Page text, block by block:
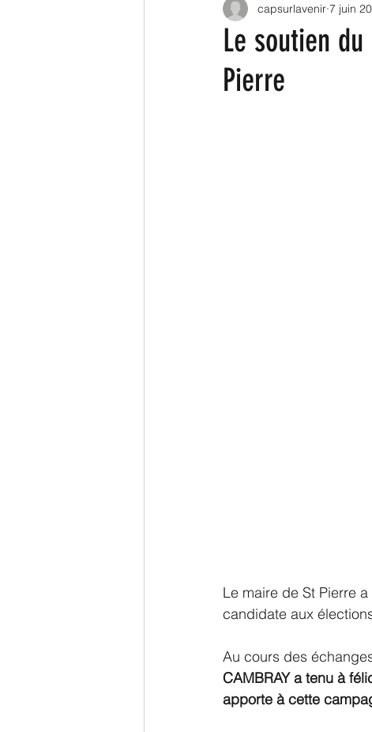
Législatives 2022
Logement Transport
Le soutien
Pierre
capsurlavenir 7 juin
Le maire de St Pierre
candidate aux
Au cours des
CAMBRAY a tenu à
apporte à cette